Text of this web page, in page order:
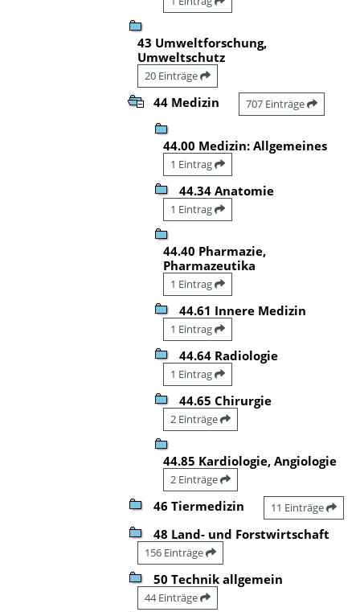
43 Umweltforschung,
Umweltschutz
20 Einträge
44 Medizin 707 Einträge
44.00 Medizin: Allgemeines
1 Eintrag
44.34 Anatomie
1 Eintrag
44.40 Pharmazie,
Pharmazeutika
1 Eintrag
44.61 Innere Medizin
1 Eintrag
44.64 Radiologie
1 Eintrag
44.65 Chirurgie
2 Einträge
44.85 Kardiologie, Angiologie
2 Einträge
46 Tiermedizin 11 Einträge
48 Land- und Forstwirtschaft
156 Einträge
50 Technik allgemein
44 Einträge